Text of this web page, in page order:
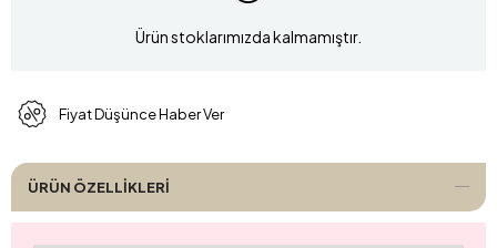
Ürün stoklarımızda kalmamıştır.
Fiyat Düşünce Haber Ver
ÜRÜN ÖZELLIKLERI